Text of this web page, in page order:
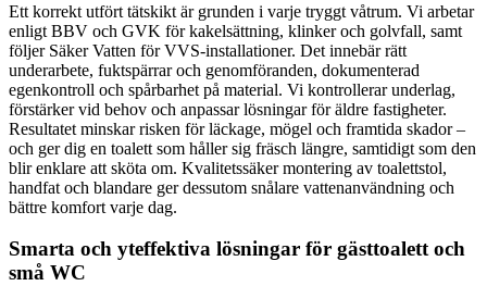
Ett korrekt utfört tätskikt är grunden i varje tryggt våtrum. Vi arbetar
enligt BBV och GVK för kakelsättning, klinker och golvfall, samt
följer Säker Vatten för VVS‑installationer. Det innebär rätt
underarbete, fuktspärrar och genomföranden, dokumenterad
egenkontroll och spårbarhet på material. Vi kontrollerar underlag,
förstärker vid behov och anpassar lösningar för äldre fastigheter.
Resultatet minskar risken för läckage, mögel och framtida skador –
och ger dig en toalett som håller sig fräsch längre, samtidigt som den
blir enklare att sköta om. Kvalitetssäker montering av toalettstol,
handfat och blandare ger dessutom snålare vattenanvändning och
bättre komfort varje dag.
Smarta och yteffektiva lösningar för gästtoalett och
små WC